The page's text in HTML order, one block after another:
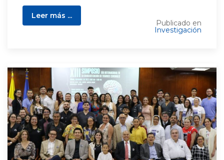
Leer más ...
Publicado en
Investigación